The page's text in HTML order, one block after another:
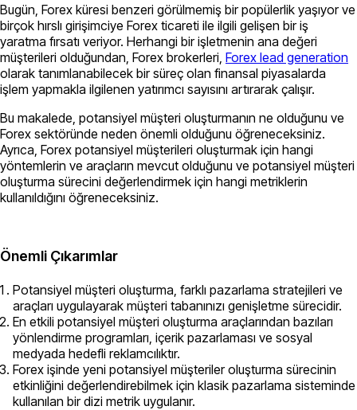
Bugün, Forex küresi benzeri görülmemiş bir popülerlik yaşıyor ve
birçok hırslı girişimciye Forex ticareti ile ilgili gelişen bir iş
yaratma fırsatı veriyor. Herhangi bir işletmenin ana değeri
müşterileri olduğundan, Forex brokerleri, Forex lead generation
olarak tanımlanabilecek bir süreç olan finansal piyasalarda
işlem yapmakla ilgilenen yatırımcı sayısını artırarak çalışır.
Bu makalede, potansiyel müşteri oluşturmanın ne olduğunu ve
Forex sektöründe neden önemli olduğunu öğreneceksiniz.
Ayrıca, Forex potansiyel müşterileri oluşturmak için hangi
yöntemlerin ve araçların mevcut olduğunu ve potansiyel müşteri
oluşturma sürecini değerlendirmek için hangi metriklerin
kullanıldığını öğreneceksiniz.
Önemli Çıkarımlar
Potansiyel müşteri oluşturma, farklı pazarlama stratejileri ve
araçları uygulayarak müşteri tabanınızı genişletme sürecidir.
En etkili potansiyel müşteri oluşturma araçlarından bazıları
yönlendirme programları, içerik pazarlaması ve sosyal
medyada hedefli reklamcılıktır.
Forex işinde yeni potansiyel müşteriler oluşturma sürecinin
etkinliğini değerlendirebilmek için klasik pazarlama sisteminde
kullanılan bir dizi metrik uygulanır.